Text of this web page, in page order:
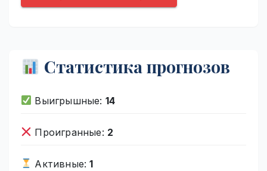
Статистика прогнозов
Выигрышные: 14
Проигранные: 2
Активные:1